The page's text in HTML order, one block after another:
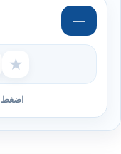
—
★